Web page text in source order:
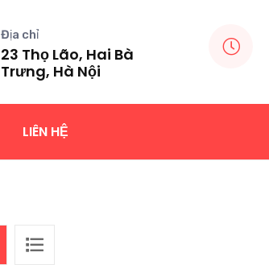
Địa chỉ
23 Thọ Lão, Hai Bà
Trưng, Hà Nội
LIÊN HỆ